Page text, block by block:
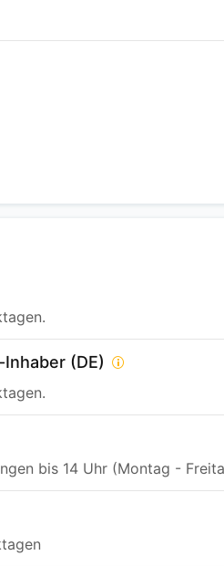
(DE)
bis 14 Uhr (Montag -